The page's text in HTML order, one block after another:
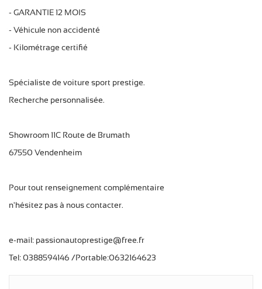
- GARANTIE 12 MOIS
- Véhicule non accidenté
- Kilométrage certifié
Spécialiste de voiture sport prestige.
Recherche personnalisée.
Showroom 11C Route de Brumath
67550 Vendenheim
Pour tout renseignement complémentaire
n'hésitez pas à nous contacter.
e-mail: passionautoprestige@free.fr
Tel: 0388594146 /Portable:0632164623